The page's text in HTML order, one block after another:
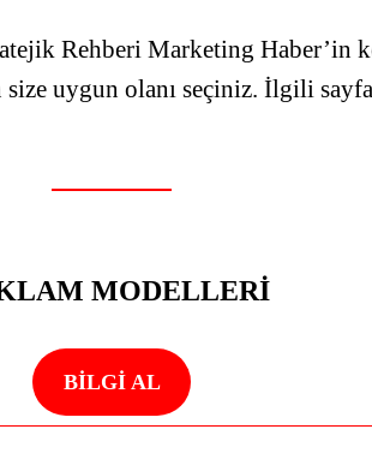
Rehberi Marketing Haber’in
size uygun olanı seçiniz. İlgili
MODELLERİ
BİLGİ AL